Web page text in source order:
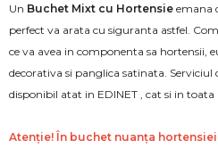
Un Buchet Mixt cu Hortensie emana
perfect va arata cu siguranta astfel.
ce va avea in componenta sa hortensii,
decorativa si panglica satinata. Serviciul
disponibil atat in EDINET , cat si in toata
Atenție! În buchet nuanța